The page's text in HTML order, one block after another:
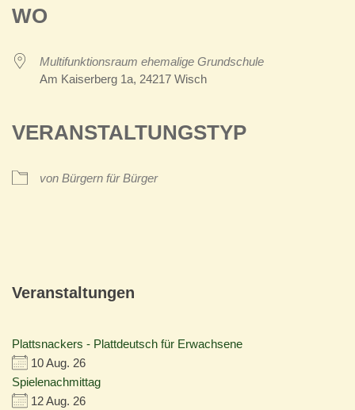
WO
Multifunktionsraum ehemalige Grundschule
Am Kaiserberg 1a, 24217 Wisch
VERANSTALTUNGSTYP
von Bürgern für Bürger
Veranstaltungen
Plattsnackers - Plattdeutsch für Erwachsene
10 Aug. 26
Spielenachmittag
12 Aug. 26